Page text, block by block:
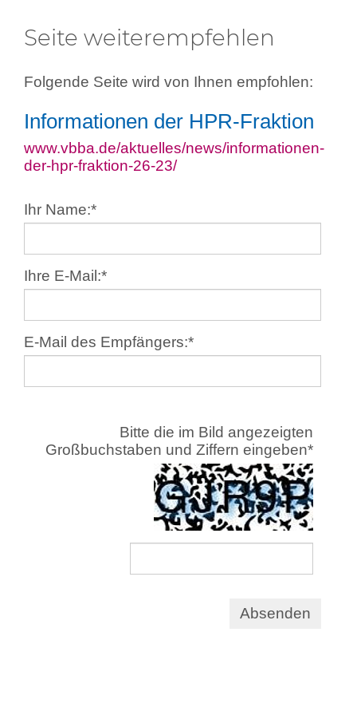
Seite weiterempfehlen
Folgende Seite wird von Ihnen empfohlen:
Informationen der HPR-Fraktion
www.vbba.de/aktuelles/news/informationen-
der-hpr-fraktion-26-23/
Ihr Name:*
Ihre E-Mail:*
E-Mail des Empfängers:*
Bitte die im Bild angezeigten
Großbuchstaben und Ziffern eingeben*
Absenden